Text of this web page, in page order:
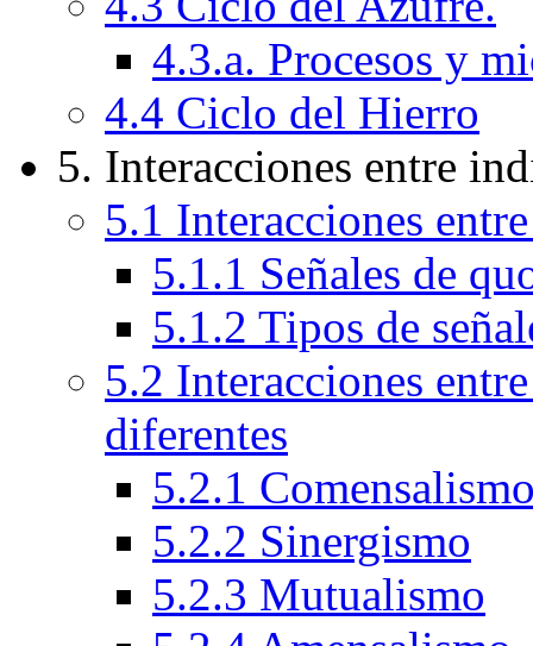
4.3.a. Procesos y
4.4 Ciclo del Hierro
5. Interacciones entre
5.1 Interacciones
5.1.1 Señales de
5.1.2 Tipos de
5.2 Interacciones
diferentes
5.2.1
5.2.2 Sinergismo
5.2.3 Mutualismo